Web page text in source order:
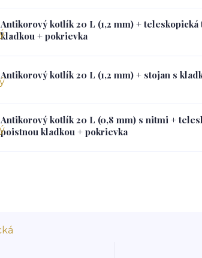
Antikorový kotlík 20 L (1,2 mm) +
kladkou + pokrievka
Antikorový kotlík 20 L (1,2 mm) + stojan s
Antikorový kotlík 20 L (0,8 mm) s nitmi +
poistnou kladkou + pokrievka